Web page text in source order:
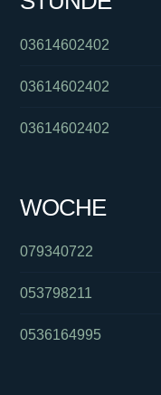
03614602402
03614602402
03614602402
WOCHE
079340722
053798211
0536164995